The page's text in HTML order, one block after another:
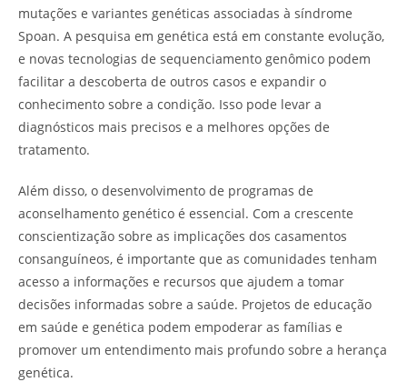
mutações e variantes genéticas associadas à síndrome
Spoan. A pesquisa em genética está em constante evolução,
e novas tecnologias de sequenciamento genômico podem
facilitar a descoberta de outros casos e expandir o
conhecimento sobre a condição. Isso pode levar a
diagnósticos mais precisos e a melhores opções de
tratamento.
Além disso, o desenvolvimento de programas de
aconselhamento genético é essencial. Com a crescente
conscientização sobre as implicações dos casamentos
consanguíneos, é importante que as comunidades tenham
acesso a informações e recursos que ajudem a tomar
decisões informadas sobre a saúde. Projetos de educação
em saúde e genética podem empoderar as famílias e
promover um entendimento mais profundo sobre a herança
genética.